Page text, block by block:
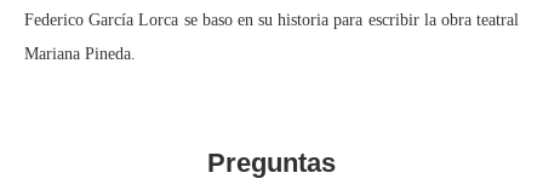
Federico García Lorca se baso en su historia para escribir la obra teatral
Mariana Pineda.
Preguntas